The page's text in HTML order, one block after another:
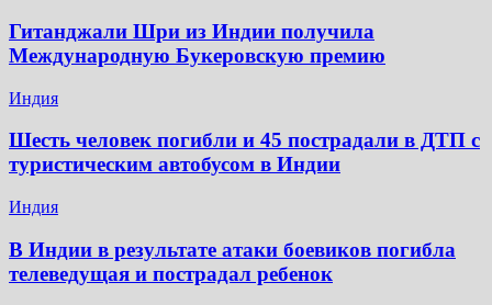
Гитанджали Шри из Индии получила
Международную Букеровскую премию
Индия
Шесть человек погибли и 45 пострадали в ДТП с
туристическим автобусом в Индии
Индия
В Индии в результате атаки боевиков погибла
телеведущая и пострадал ребенок